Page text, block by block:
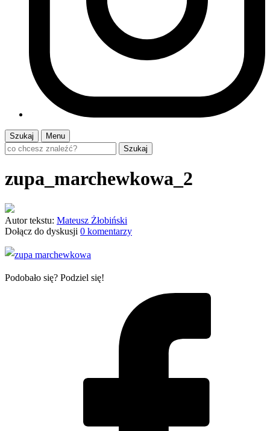
Szukaj
Menu
Szukaj
zupa_marchewkowa_2
Autor tekstu: Mateusz Żłobiński
Dołącz do dyskusji 0 komentarzy
Podobało się? Podziel się!